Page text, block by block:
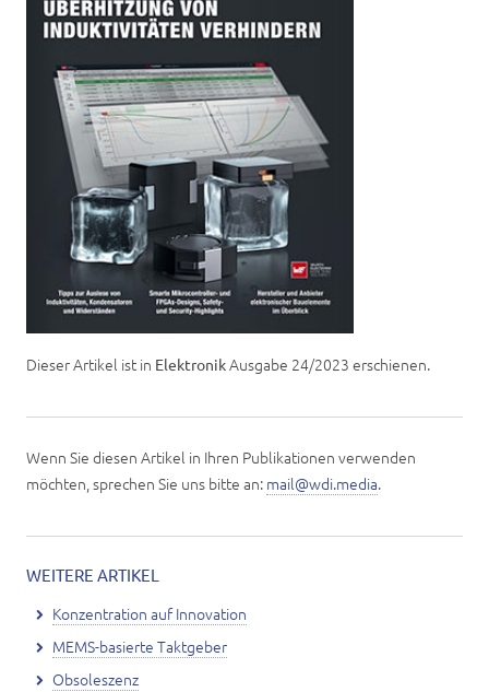
Dieser Artikel ist in ElektronikAusgabe 24/2023 erschienen.
Wenn Sie diesen Artikel in Ihren Publikationen verwenden
möchten, sprechen Sie uns bitte an: mail@wdi.media.
WEITERE ARTIKEL
Konzentration auf Innovation
MEMS-basierte Taktgeber
Obsoleszenz